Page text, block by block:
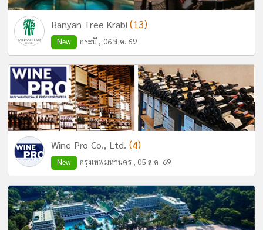
Banyan Tree Krabi(13)
New กระบี่ , 06 ส.ค. 69
Wine Pro Co., Ltd. (4)
New กรุงเทพมหานคร , 05 ส.ค. 69